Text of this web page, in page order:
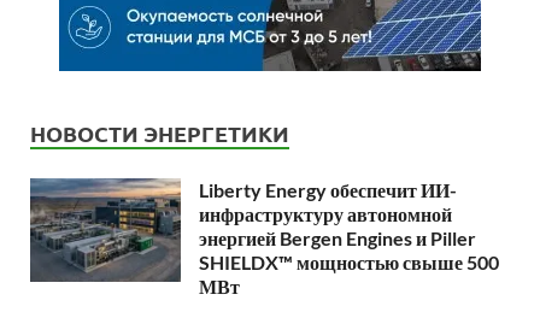
НОВОСТИ ЭНЕРГЕТИКИ
Liberty Energy обеспечит ИИ-
инфраструктуру автономной
энергией Bergen Engines и Piller
SHIELDX™ мощностью свыше 500
МВт